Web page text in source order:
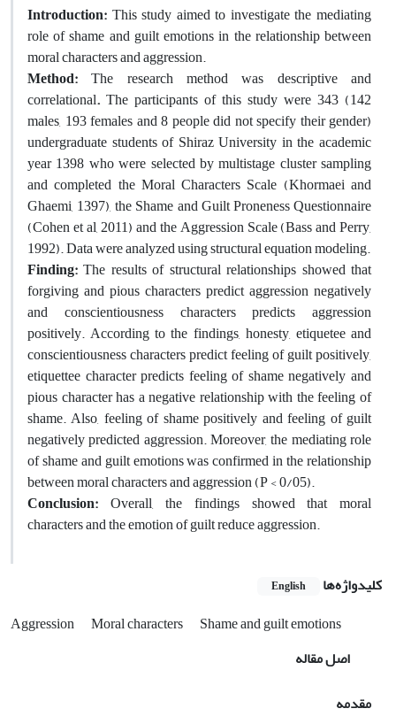
Introduction: This study aimed to investigate the mediating
role of shame and guilt emotions in the relationship between
moral characters and aggression.
Method:The research method was descriptive and
correlational. The participants of this study were 343 (142
males, 193 females and 8 people did not specify their gender)
undergraduate students of Shiraz University in the academic
year 1398 who were selected by multistage cluster sampling
and completed the Moral Characters Scale (Khormaei and
Ghaemi, 1397), the Shame and Guilt Proneness Questionnaire
(Cohen et al, 2011) and the Aggression Scale (Bass and Perry,
1992). Data were analyzed using structural equation modeling.
Finding:The results of structural relationships showed that
forgiving and pious characters predict aggression negatively
and conscientiousness characters predicts aggression
positively. According to the findings, honesty, etiquetee and
conscientiousness characters predict feeling of guilt positively,
etiquettee character predicts feeling of shame negatively and
pious character has a negative relationship with the feeling of
shame. Also, feeling of shame positively and feeling of guilt
negatively predicted aggression. Moreover, the mediating role
of shame and guilt emotions was confirmed in the relationship
between moral characters and aggression (P < 0/05).
Conclusion: Overall, the findings showed that moral
characters and the emotion of guilt reduce aggression.
کلیدواژه‌ها English
Aggression Moral characters
Shame and guilt emotions
اصل مقاله
مقدمه